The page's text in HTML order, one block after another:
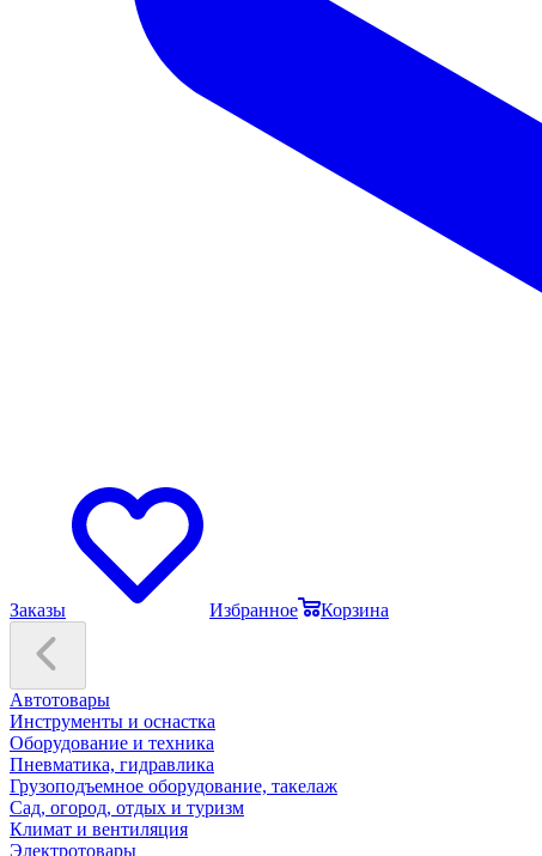
Заказы Избранное Корзина
Автотовары
Инструменты и оснастка
Оборудование и техника
Пневматика, гидравлика
Грузоподъемное оборудование, такелаж
Сад, огород, отдых и туризм
Климат и вентиляция
Электротовары